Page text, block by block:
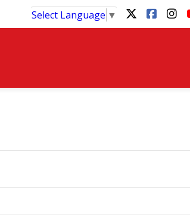
Select Language ▼